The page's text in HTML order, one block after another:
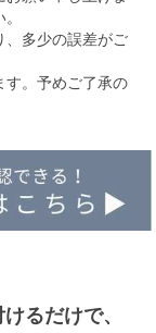
、多少の誤差がご
す。予めご了承の
るだけで、